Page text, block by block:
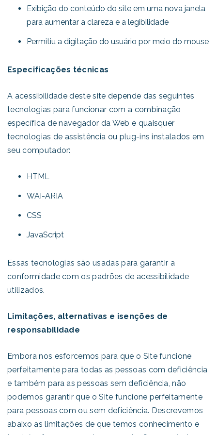
Exibição do conteúdo do site em uma nova janela
para aumentar a clareza e a legibilidade
Permitiu a digitação do usuário por meio do mouse
Especificações técnicas
A acessibilidade deste site depende das seguintes
tecnologias para funcionar com a combinação
específica de navegador da Web e quaisquer
tecnologias de assistência ou plug-ins instalados em
seu computador:
HTML
WAI-ARIA
CSS
JavaScript
Essas tecnologias são usadas para garantir a
conformidade com os padrões de acessibilidade
utilizados.
Limitações, alternativas e isenções de
responsabilidade
Embora nos esforcemos para que o Site funcione
perfeitamente para todas as pessoas com deficiência
e também para as pessoas sem deficiência, não
podemos garantir que o Site funcione perfeitamente
para pessoas com ou sem deficiência. Descrevemos
abaixo as limitações de que temos conhecimento e